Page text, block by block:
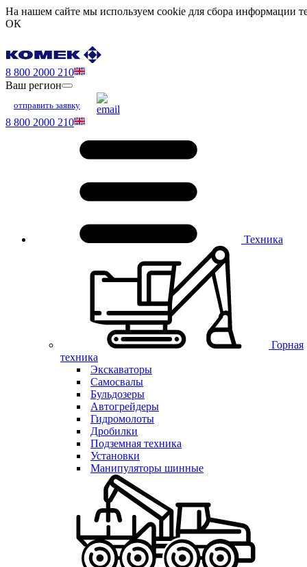
На нашем сайте мы используем cookie для сбора информации
ОК
8 800 2000 210
Ваш регион
отправить заявку
8 800 2000 210
Техника
Горная
техника
Экскаваторы
Самосвалы
Бульдозеры
Автогрейдеры
Гидромолоты
Дробилки
Подземная техника
Установки
Манипуляторы шинные